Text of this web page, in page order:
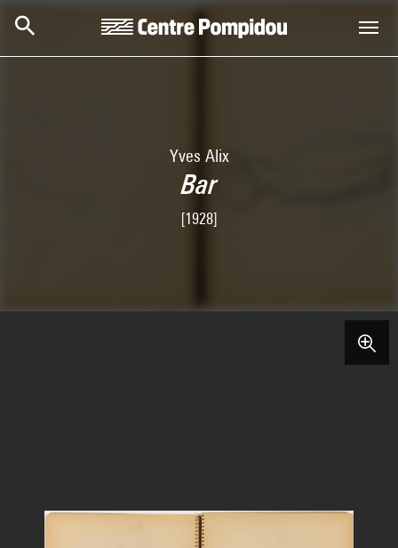
Yves Alix
Bar
[1928]